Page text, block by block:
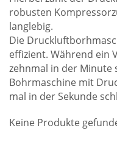
robusten
langlebig.
Die
effizient. Während ein
zehnmal in der Minute
Bohrmaschine mit
mal in der Sekunde
Keine Produkte